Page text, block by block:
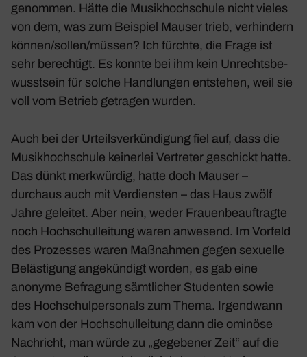
genommen. Hätte die Musik­hoch­schule nicht vieles
von dem, was zum Beispiel Mauser trieb, verhin­dern
können/​sollen/​müssen? Ich fürchte, die Frage ist
sehr berech­tigt. Es konnte bei ihm kein Unrechts­be­
wusst­sein für solche Hand­lungen entstehen, weil sie
voll vom Betrieb getragen wurden.
Auch bei der Urteils­ver­kün­di­gung fiel auf, dass die
Musik­hoch­schule keinerlei Vertreter geschickt hatte.
Das dünkt merk­würdig, hatte doch Mauser –
durchaus auch mit Verdiensten – das Haus zwölf
Jahre geleitet. Aber nein, weder Frau­en­be­auf­tragte
noch Hoch­schul­lei­tung waren anwe­send. Im Vorfeld
des Prozesses waren Maßnahmen gegen sexu­elle
Beläs­ti­gung ange­kün­digt worden, es gab eine
anonyme Befra­gung sämt­li­cher Studenten sowie
des Hoch­schul­per­so­nals zum Thema. Irgend­wann
kam von der Hoch­schul­lei­tung dann die ominöse
Nach­richt, man würde zu „gege­bener Zeit“ auf die